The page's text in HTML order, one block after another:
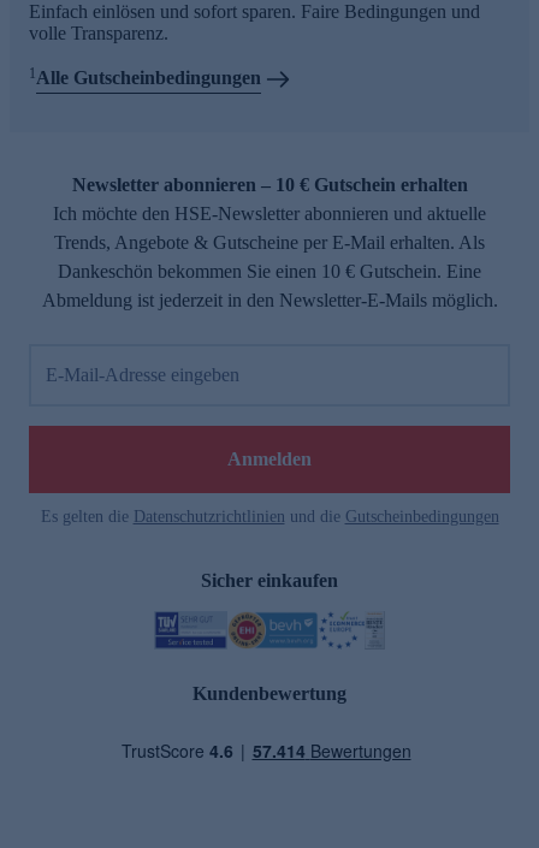
Einfach einlösen und sofort sparen. Faire Bedingungen und
volle Transparenz.
1Alle Gutscheinbedingungen
Newsletter abonnieren – 10 € Gutschein erhalten
Ich möchte den HSE-Newsletter abonnieren und aktuelle
Trends, Angebote & Gutscheine per E-Mail erhalten. Als
Dankeschön bekommen Sie einen 10 € Gutschein. Eine
Abmeldung ist jederzeit in den Newsletter-E-Mails möglich.
E-Mail-Adresse eingeben
Anmelden
Es gelten die Datenschutzrichtlinien und die Gutscheinbedingungen
Sicher einkaufen
Kundenbewertung